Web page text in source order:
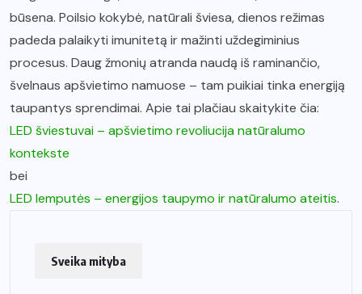
būsena. Poilsio kokybė, natūrali šviesa, dienos režimas
padeda palaikyti imunitetą ir mažinti uždegiminius
procesus. Daug žmonių atranda naudą iš raminančio,
švelnaus apšvietimo namuose – tam puikiai tinka energiją
taupantys sprendimai. Apie tai plačiau skaitykite čia:
LED šviestuvai – apšvietimo revoliucija natūralumo
kontekste
bei
LED lemputės – energijos taupymo ir natūralumo ateitis.
Sveika mityba